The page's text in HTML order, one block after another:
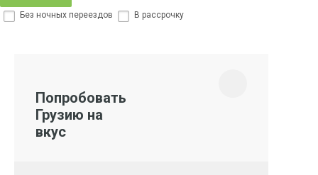
Без ночных переездов В рассрочку
Попробовать
Грузию на
вкус